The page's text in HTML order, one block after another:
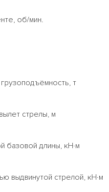
об/мин.
т
стрелы, м
базовой длины, кН·м
выдвинутой стрелой, кН·м